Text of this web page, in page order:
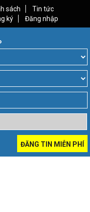
sách
Tin tức
ký Đăng nhập
ĐĂNG TIN MIỄN PHÍ